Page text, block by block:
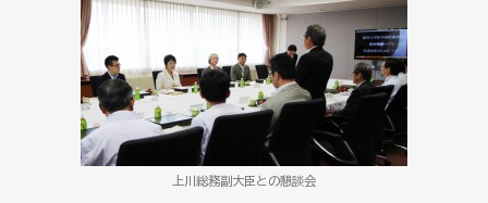
上川総務副大臣との懇談会